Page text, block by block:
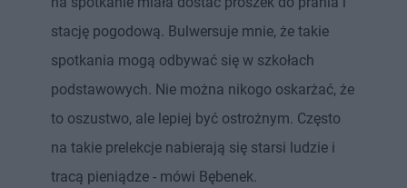
stację pogodową. Bulwersuje mnie, że takie
spotkania mogą odbywać się w szkołach
podstawowych. Nie można nikogo oskarżać, że
to oszustwo, ale lepiej być ostrożnym. Często
na takie prelekcje nabierają się starsi ludzie i
tracą pieniądze - mówi Bębenek.